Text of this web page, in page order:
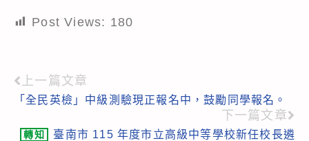
Post Views: 180
Read
more
articles
上一篇文章
「全民英檢」中級測驗現正報名中，鼓勵同學報名。
下一篇文章
轉知
臺南市 115 年度市立高級中等學校新任校長遴